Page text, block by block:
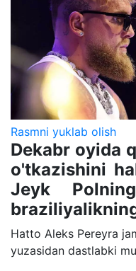
Rasmni yuklab olish
Dekabr oyida
o'tkazishini
Jeyk
Hatto Aleks Pereyra
yuzasidan dastlabki